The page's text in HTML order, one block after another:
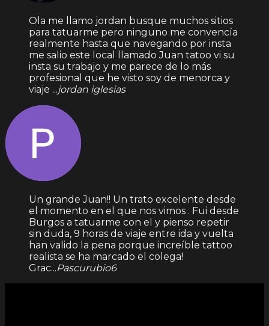
Ola me llamo jordan busque muchos sitios
para tatuarme pero ninguno me convencía
realmente hasta que navegando por insta
me salio este local llamado Juan tatoo vi su
insta su trabajo y me parece de lo más
profesional que he visto soy de menorca y
viaje ...jordan iglesias
Un grande Juan!! Un trato excelente desde
el momento en el que nos vimos . Fui desde
Burgos a tatuarme con el y pienso repetir
sin duda, 9 horas de viaje entre ida y vuelta
han valido la pena porque increíble tattoo
realista se ha marcado el colega!
Grac...Pascurubio6